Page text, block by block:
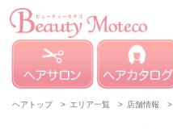
ヘアトップ > エリア一覧 > 店舗情報 >